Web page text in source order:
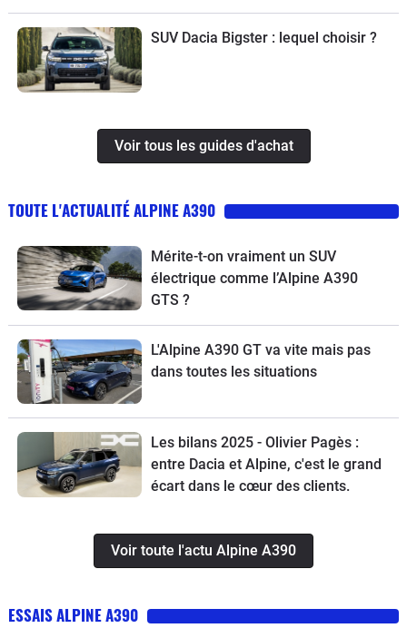
pour choisir la meilleure version,
suivez le guide.
SUV Dacia Bigster : lequel choisir ?
Voir tous les guides d'achat
TOUTE L'ACTUALITÉ ALPINE A390
Mérite-t-on vraiment un SUV
électrique comme l’Alpine A390
GTS ?
L'Alpine A390 GT va vite mais pas
dans toutes les situations
Les bilans 2025 - Olivier Pagès :
entre Dacia et Alpine, c'est le grand
écart dans le cœur des clients.
Voir toute l'actu Alpine A390
ESSAIS ALPINE A390